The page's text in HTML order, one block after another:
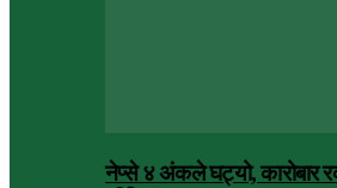
नेप्से ४ अंकले घट्यो, कारोबार